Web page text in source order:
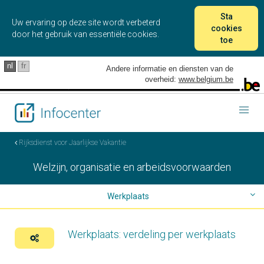
Uw ervaring op deze site wordt verbeterd
door het gebruik van essentiële cookies.
Sta
cookies
toe
nl fr
Andere informatie en diensten van de
overheid: www.belgium.be
Rijksdienst voor Jaarlijkse Vakantie
Welzijn, organisatie en arbeidsvoorwaarden
Werkplaats
Telewerk
Werkplaats: verdeling per werkplaats